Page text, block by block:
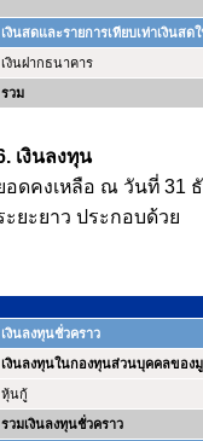
เงินสดและรายการเทียบเท่าเงิน
เงินฝากธนาคาร
รวม
เงินลงทุน
อดคงเหลือ ณ วันที่ 31
ะยะยาว ประกอบด้วย
เงินลงทุนชั่วคราว
เงินลงทุนในกองทุนส่วนบุคคลของ
หุ้นกู้
รวมเงินลงทุนชั่วคราว